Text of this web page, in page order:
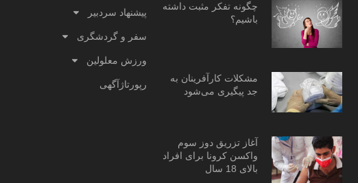
چگونه تفکر مثبت داشته
باشیم؟
مشکلات کارآفرینان به
جد پیگیری می‌شود
آغاز تزریق دوز سوم
واکسن کرونا برای افراد
بالای 18 سال
پیشنهاد سردبیر
سفر و گردشگری
ورزش معلولین
رپورتاژآگهی